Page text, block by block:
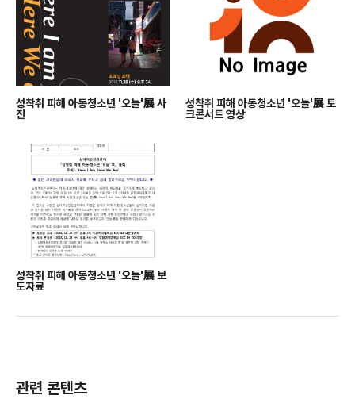
성착취 피해 아동청소년 '오늘'展 사
진
성착취 피해 아동청소년 '오늘'展 토
크콘서트 영상
성착취 피해 아동청소년 '오늘'展 보
도자료
관련 콘텐츠